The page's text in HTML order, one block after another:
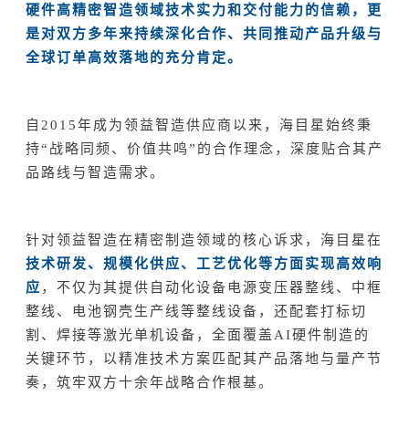
硬件高精密智造领域技术实力和交付能力的信赖，更
是对双方多年来持续深化合作、共同推动产品升级与
全球订单高效落地的充分肯定。
自2015年成为领益智造供应商以来，海目星始终秉
持“战略同频、价值共鸣”的合作理念，深度贴合其产
品路线与智造需求。
针对领益智造在精密制造领域的核心诉求，海目星在
技术研发、规模化供应、工艺优化等方面实现高效响
应 ， 不仅为其提供自动化设备电源变压器整线、中框
整线、电池钢壳生产线等整线设备，还配套打标切
割、焊接等激光单机设备，全面覆盖AI硬件制造的
关键环节，以精准技术方案匹配其产品落地与量产节
奏，筑牢双方十余年战略合作根基。